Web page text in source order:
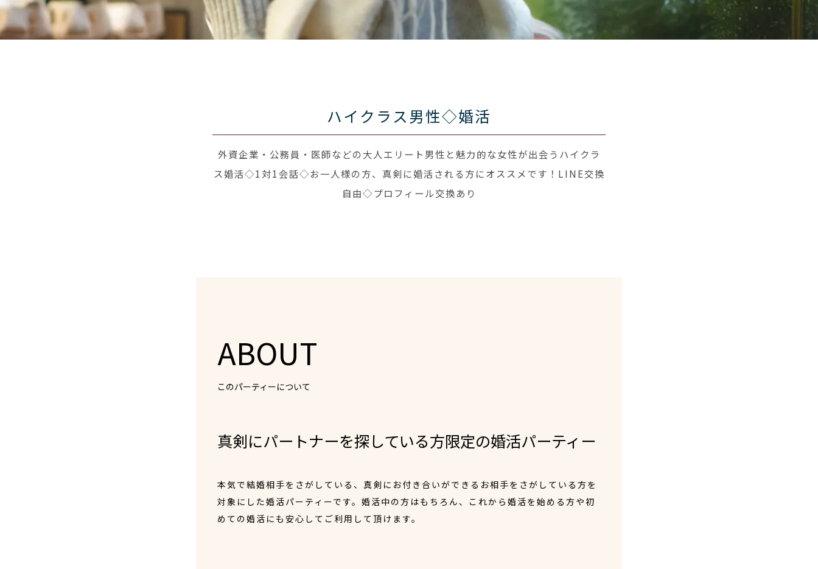
ハイクラス男性◇婚活
外資企業・公務員・医師などの大人エリート男性と魅力的な女性が出会うハイクラ
ス婚活◇1対1会話◇お一人様の方、真剣に婚活される方にオススメです！LINE交換
自由◇プロフィール交換あり
ABOUT
このパーティーについて
真剣にパートナーを探している方限定の婚活パーティー
本気で結婚相手をさがしている、真剣にお付き合いができるお相手をさがしている方を
対象にした婚活パーティーです。婚活中の方はもちろん、これから婚活を始める方や初
めての婚活にも安心してご利用して頂けます。